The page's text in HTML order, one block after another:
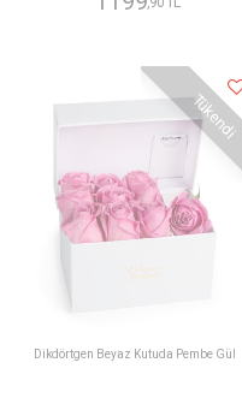
Tükendi
Dikdörtgen Beyaz Kutuda Pembe Gül